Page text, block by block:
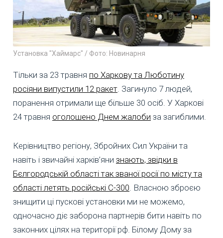
Установка "Хаймарс" / Фото: Новинарня
Тільки за 23 травня по Харкову та Люботину
росіяни випустили 12 ракет. Загинуло 7 людей,
поранення отримали ще більше 30 осіб. У Харкові
24 травня оголошено Днем жалоби за загиблими.
Керівництво регіону, Збройних Сил України та
навіть і звичайні харків’яни знають, звідки в
Бєлгородській області так званої росії по місту та
області летять російські С-300. Власною зброєю
знищити ці пускові установки ми не можемо,
одночасно діє заборона партнерів бити навіть по
законних цілях на території рф. Білому Дому за